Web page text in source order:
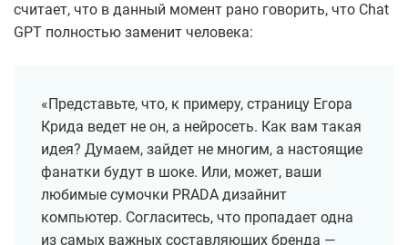
считает, что в данный момент рано говорить, что Chat
GPT полностью заменит человека:
«Представьте, что, к примеру, страницу Егора
Крида ведет не он, а нейросеть. Как вам такая
идея? Думаем, зайдет не многим, а настоящие
фанатки будут в шоке. Или, может, ваши
любимые сумочки PRADA дизайнит
компьютер. Согласитесь, что пропадает одна
из самых важных составляющих бренда —